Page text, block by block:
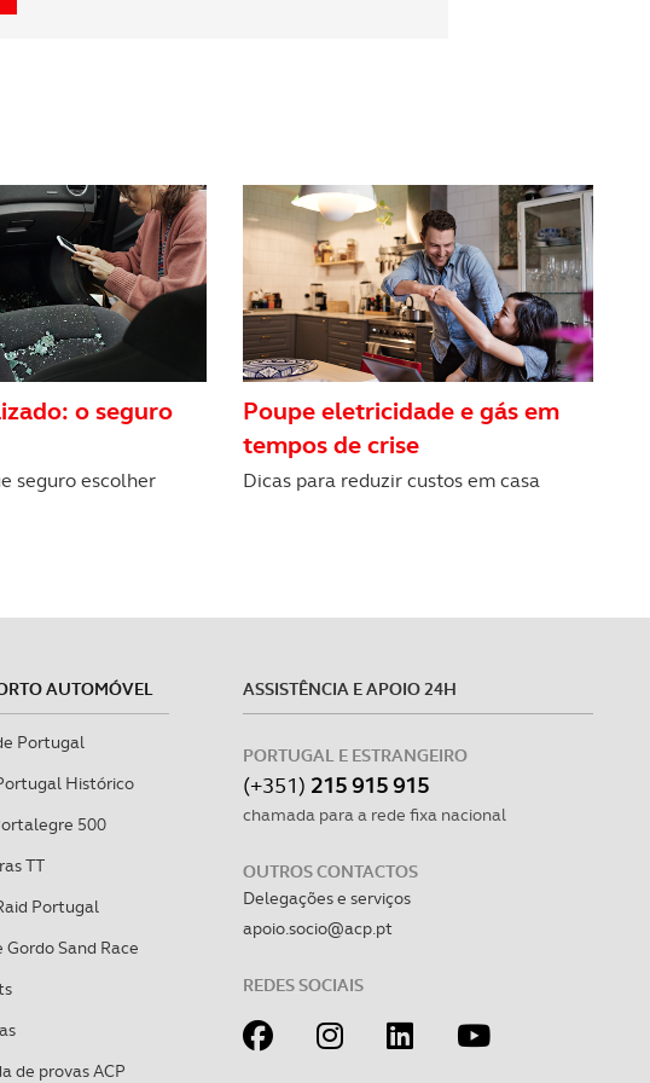
o seguro
seguro escolher
Poupe eletricidade e gás em
tempos de crise
Dicas para reduzir custos em casa
AUTOMÓVEL
Portugal
Histórico
500
TT
Portugal
Gordo Sand Race
de provas ACP
ASSISTÊNCIA E APOIO 24H
PORTUGAL E ESTRANGEIRO
(+351) 215 915 915
chamada para a rede fixa nacional
OUTROS CONTACTOS
Delegações e serviços
apoio.socio@acp.pt
REDES SOCIAIS